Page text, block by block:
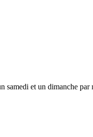
et un dimanche